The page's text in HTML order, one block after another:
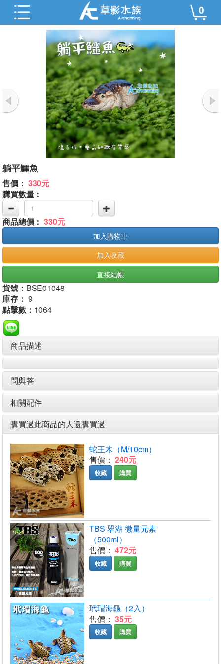
0
躺平鱷魚
售價： 330元
購買數量：
商品總價： 330元
加入購物車
加入收藏
直接結帳
貨號： BSE01048
庫存： 9
點擊數： 1064
商品描述
問與答
相關配件
購買過此商品的人還購買過
蛇王木（M/10cm）
售價： 240元
收藏 購買
TBS 翠湖 微量元素
（500ml）
售價： 472元
收藏 購買
玳瑁海龜（2入）
售價： 35元
收藏 購買